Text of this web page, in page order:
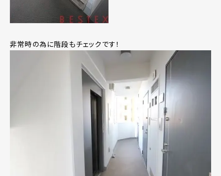
非常時の為に階段もチェックです！